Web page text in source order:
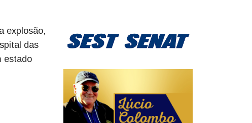
explosão,
das
estado